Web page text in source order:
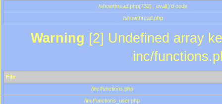
/showthread.php(732) : eval()'d code
/showthread.php
Warning [2] Undefined array
inc/
File
/inc/functions.php
/inc/functions_user.php